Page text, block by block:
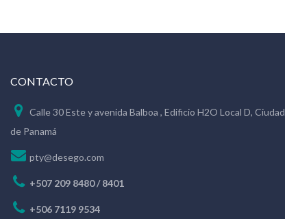
CONTACTO
Calle 30 Este y avenida Balboa , Edificio H2O Local D, Ciudad
de Panamá
pty@desego.com
+507 209 8480 / 8401
+506 7119 9534